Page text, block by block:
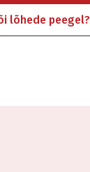
lõhede peegel?